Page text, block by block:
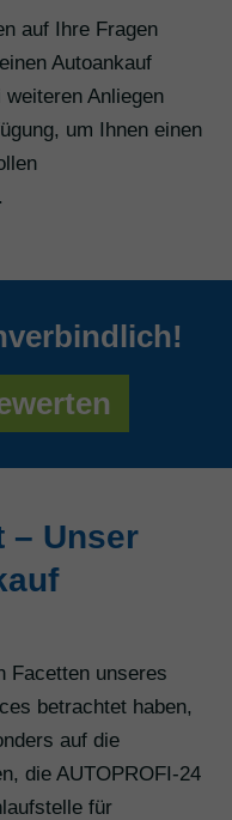
auf Ihre Fragen
Autoankauf
Anliegen
um Ihnen einen
– Unser
Facetten unseres
betrachtet haben,
auf die
die AUTOPROFI-24
für